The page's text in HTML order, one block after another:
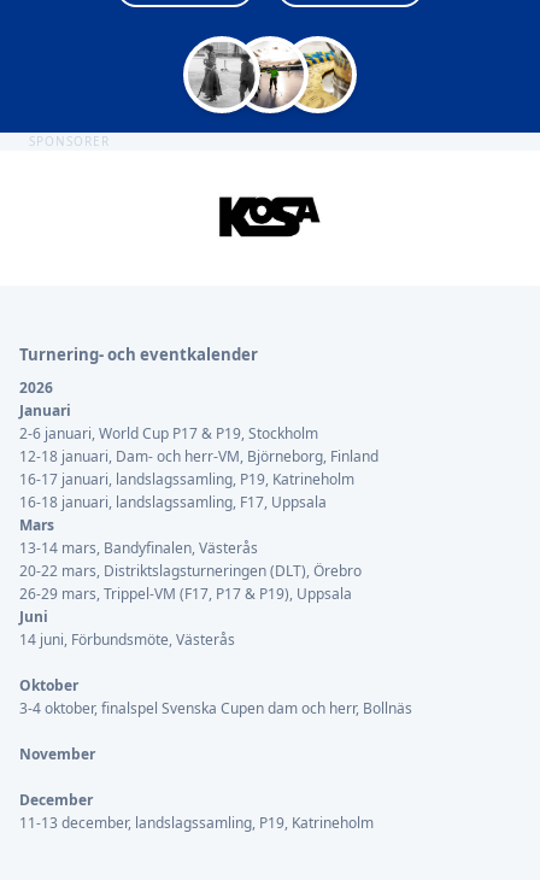
SPONSORER
Turnering- och eventkalender
2026
Januari
2-6 januari, World Cup P17 & P19, Stockholm
12-18 januari, Dam- och herr-VM, Björneborg, Finland
16-17 januari, landslagssamling, P19, Katrineholm
16-18 januari, landslagssamling, F17, Uppsala
Mars
13-14 mars, Bandyfinalen, Västerås
20-22 mars, Distriktslagsturneringen (DLT), Örebro
26-29 mars, Trippel-VM (F17, P17 & P19), Uppsala
Juni
14 juni, Förbundsmöte, Västerås
Oktober
3-4 oktober, finalspel Svenska Cupen dam och herr, Bollnäs
November
December
11-13 december, landslagssamling, P19, Katrineholm